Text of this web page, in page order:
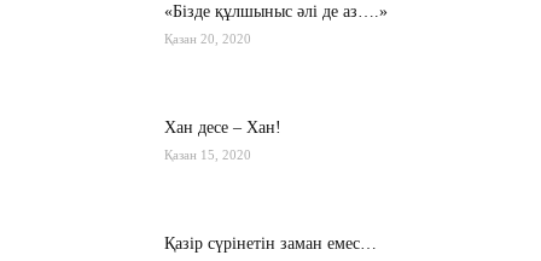
«Бізде құлшыныс әлі де аз….»
Қазан 20, 2020
Хан десе – Хан!
Қазан 15, 2020
Қазір сүрінетін заман емес…